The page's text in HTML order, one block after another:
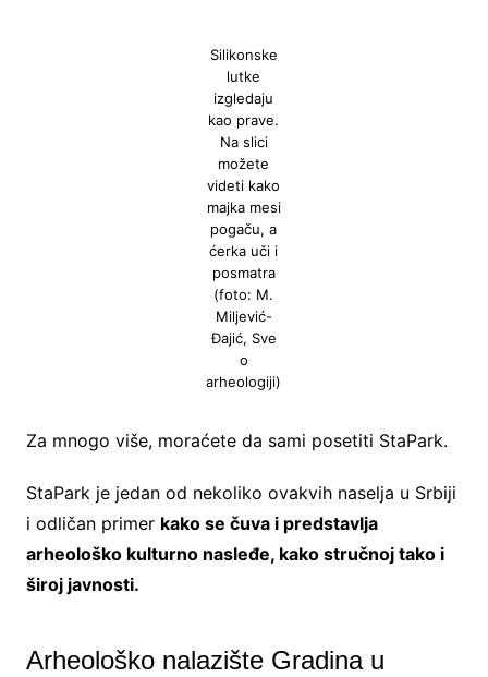
Silikonske
lutke
izgledaju
kao prave.
Na slici
možete
videti kako
majka mesi
pogaču, a
ćerka uči i
posmatra
(foto: M.
Miljević-
Đajić, Sve
o
arheologiji)
Za mnogo više, moraćete da sami posetiti StaPark.
StaPark je jedan od nekoliko ovakvih naselja u Srbiji
i odličan primer kako se čuva i predstavlja
arheološko kulturno nasleđe, kako stručnoj tako i
široj javnosti.
Arheološko nalazište Gradina u